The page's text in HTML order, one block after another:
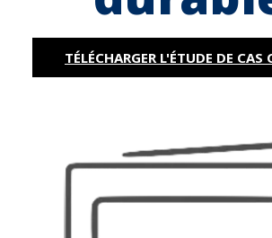
TÉLÉCHARGER L'ÉTUDE DE CAS